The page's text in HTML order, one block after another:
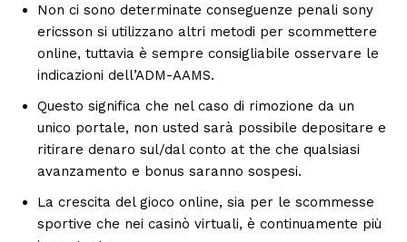
Non ci sono determinate conseguenze penali sony
ericsson si utilizzano altri metodi per scommettere
online, tuttavia è sempre consigliabile osservare le
indicazioni dell’ADM-AAMS.
Questo significa che nel caso di rimozione da un
unico portale, non usted sarà possibile depositare e
ritirare denaro sul/dal conto at the che qualsiasi
avanzamento e bonus saranno sospesi.
La crescita del gioco online, sia per le scommesse
sportive che nei casinò virtuali, è continuamente più